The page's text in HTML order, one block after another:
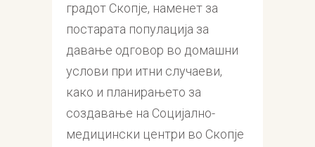
градот Скопје, наменет за
постарата популација за
давање одговор во домашни
услови при итни случаеви,
како и планирањето за
создавање на Социјално-
медицински центри во Скопје